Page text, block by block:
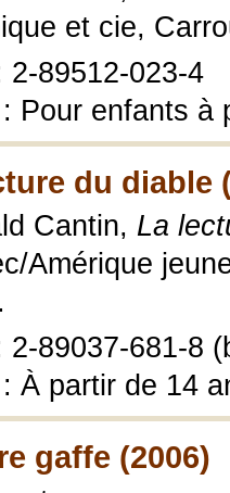
et cie,
2-89512-023-4
Pour enfants à
du diable
Cantin, La
Amérique
2-89037-681-8
À partir de 14
gaffe (2006)